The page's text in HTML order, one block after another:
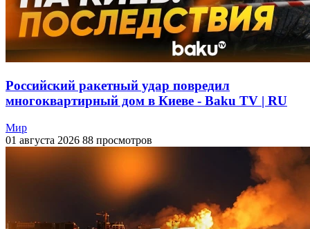
Российский ракетный удар повредил
многоквартирный дом в Киеве - Baku TV | RU
Мир
01 августа 2026 88 просмотров